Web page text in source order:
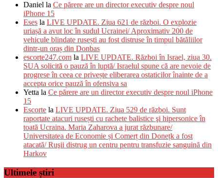
Daniel la Ce părere are un director executiv despre noul
iPhone 15
Eses la LIVE UPDATE. Ziua 621 de război. O explozie
uriașă a avut loc în sudul Ucrainei/ Aproximativ 200 de
vehicule blindate rusești au fost distruse în timpul bătăliilor
dintr-un oraș din Donbas
escorte247.com la LIVE UPDATE. Război în Israel, ziua 30.
SUA solicită o pauză în luptă/ Israelul spune că are nevoie de
progrese în ceea ce privește eliberarea ostaticilor înainte de a
accepta orice pauză în ofensiva sa
Yetta la Ce părere are un director executiv despre noul iPhone
15
Escorte la LIVE UPDATE. Ziua 529 de război. Sunt
raportate atacuri rusești cu rachete balistice şi hipersonice în
toată Ucraina. Maria Zaharova a jurat răzbunare/
Universitatea de Economie și Comerț din Donețk a fost
atacată/ Ruşii distrug un centru pentru transfuzie sanguină din
Harkov
Ultimele știri